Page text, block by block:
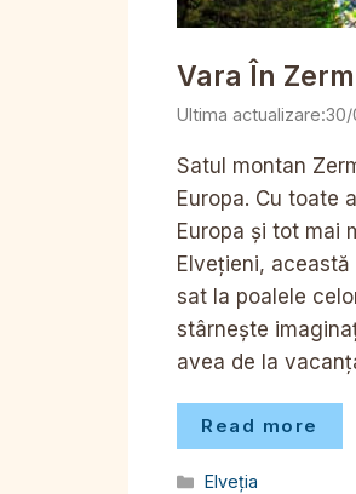
Vara În
30/
Satul montan
Europa. Cu toate
Europa și tot mai
Elvețieni,
sat la poalele
stârnește
avea de la
Read more
Categorii
Elveția